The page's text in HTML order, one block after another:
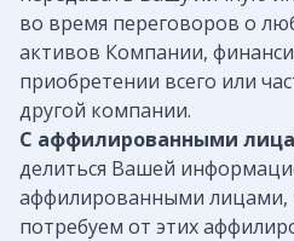
во время переговоров о
активов Компании,
приобретении всего или
другой компании.
С аффилированными
делиться Вашей
аффилированными лицами,
потребуем от этих